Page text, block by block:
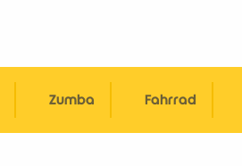
Zumba Fahrrad